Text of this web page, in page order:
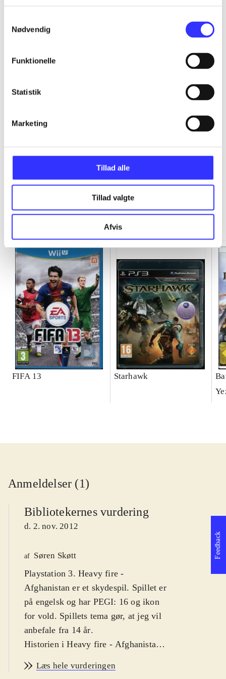
Nødvendig
Funktionelle
Statistik
Marketing
Tillad alle
Tillad valgte
Afvis
Minder om
FIFA 13 Starhawk
Anmeldelser (1)
Bibliotekernes vurdering
d. 2. nov. 2012
af Søren Skøtt
Playstation 3. Heavy fire -
Afghanistan er et skydespil. Spillet er
på engelsk og har PEGI: 16 og ikon
for vold. Spillets tema gør, at jeg vil
anbefale fra 14 år.
Historien i Heavy fire - Afghanistan
er man taget til Afghanistan for at
Læs hele vurderingen
Feedback